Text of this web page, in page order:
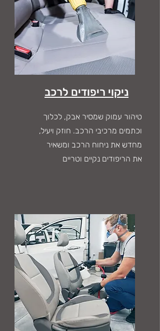
ניקוי ריפודים לרכב
טיהור עמוק שמסיר אבק, לכלוך
וכתמים מרכיבי הרכב. חוזק ויעיל,
מחדש את ניחוח הרכב ומשאיר
את הריפודים נקיים וטריים